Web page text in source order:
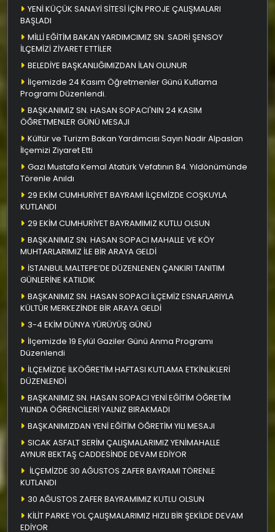
YENİ KÜÇÜK SANAYİ SİTESİ İÇİN PROJE ÇALIŞMALARI
BAŞLADI
MİLLİ EĞİTİM BAKAN YARDIMCIMIZ SN. SADRİ ŞENSOY
İLÇEMİZİ ZİYARET ETTİLER
BELEDİYE BAŞKANLIĞIMIZDAN İLAN OLUNUR
İlçemizde 24 Kasım Öğretmenler Günü Kutlama
Programı Düzenlendi.
BAŞKANIMIZ SN. HASAN SOPACI'NIN 24 KASIM
ÖĞRETMENLER GÜNÜ MESAJI
Kültür ve Turizm Bakan Yardımcısı Sayın Nadir Alpaslan
İlçemizi Ziyaret Etti
Gazi Mustafa Kemal Atatürk Vefatının 84. Yıldönümünde
Törenle Anıldı
29 EKİM CUMHURİYET BAYRAMI İLÇEMİZDE COŞKUYLA
KUTLANDI
29 EKİM CUMHURİYET BAYRAMIMIZ KUTLU OLSUN
BAŞKANIMIZ SN. HASAN SOPACI MAHALLE VE KÖY
MUHTARLARIMIZ İLE BİR ARAYA GELDİ
İSTANBUL MALTEPE’DE DÜZENLENEN ÇANKIRI TANITIM
GÜNLERİNE KATILDIK
BAŞKANIMIZ SN. HASAN SOPACI İLÇEMİZ ESNAFLARIYLA
KÜLTÜR MERKEZİNDE BİR ARAYA GELDİ
3-4 EKİM DÜNYA YÜRÜYÜŞ GÜNÜ
İlçemizde 19 Eylül Gaziler Günü Anma Programı
Düzenlendi
İLÇEMİZDE İLKÖĞRETİM HAFTASI KUTLAMA ETKİNLİKLERİ
DÜZENLENDİ
BAŞKANIMIZ SN. HASAN SOPACI YENİ EĞİTİM ÖĞRETİM
YILINDA ÖĞRENCİLERİ YALNIZ BIRAKMADI
BAŞKANIMIZDAN YENİ EĞİTİM ÖĞRETİM YILI MESAJI
SICAK ASFALT SERİM ÇALIŞMALARIMIZ YENİMAHALLE
AYNUR BEKTAŞ CADDESİNDE DEVAM EDİYOR
İLÇEMİZDE 30 AĞUSTOS ZAFER BAYRAMI TÖRENLE
KUTLANDI
30 AĞUSTOS ZAFER BAYRAMIMIZ KUTLU OLSUN
KİLİT PARKE YOL ÇALIŞMALARIMIZ HIZLI BİR ŞEKİLDE DEVAM
EDİYOR